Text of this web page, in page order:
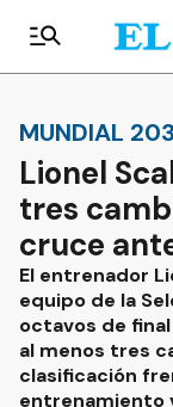
MUNDIAL
Lionel
tres
cruce
El entrenador
equipo de la
octavos de
al menos tres
clasificación
entrenamiento